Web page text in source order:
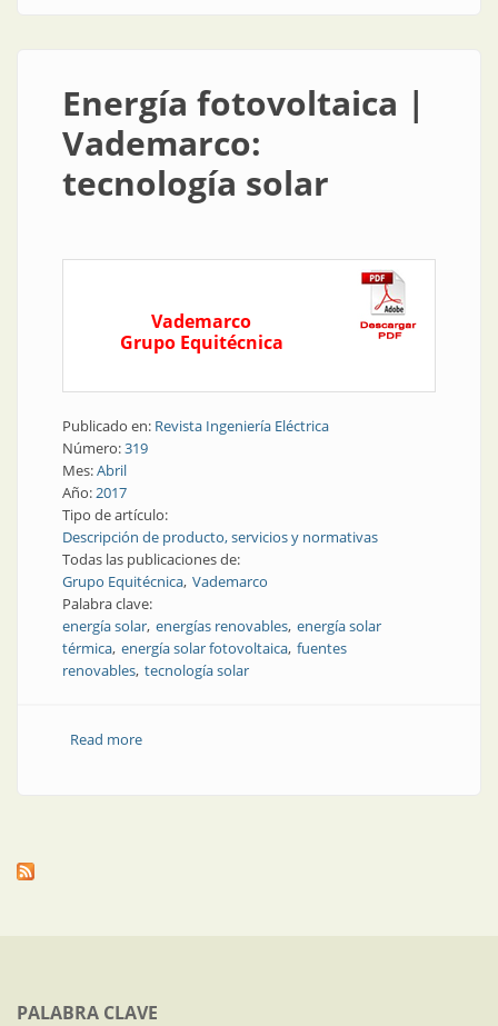
Energía fotovoltaica |
Vademarco:
tecnología solar
Vademarco
Grupo Equitécnica
Publicado en: Revista Ingeniería Eléctrica
Número:319
Mes:Abril
Año:2017
Tipo de artículo:
Descripción de producto, servicios y normativas
Todas las publicaciones de:
Grupo Equitécnica Vademarco
Palabra clave:
energía solar energías renovables energía solar
térmica energía solar fotovoltaica fuentes
renovables tecnología solar
Read moreabout Energía fotovoltaica | Vademarco: tecnología
PALABRA CLAVE